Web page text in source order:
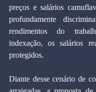
preços e salários
profundamente
rendimentos do
indexação, os salários
protegidos.
Diante desse cenário de